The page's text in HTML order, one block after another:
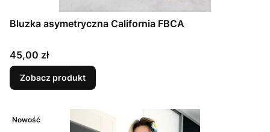
Bluzka asymetryczna California FBCA
Cena
45,00 zł
Zobacz produkt
Nowość